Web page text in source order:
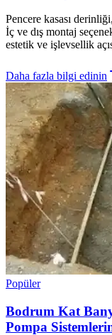
Pencere kasası
İç ve dış montaj
estetik ve işlevsellik
Daha fazla bilgi edinin
Popüler
Bodrum Kat
Pompa